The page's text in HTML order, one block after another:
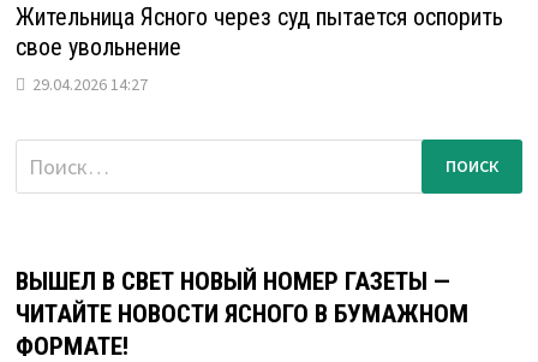
Жительница Ясного через суд пытается оспорить
свое увольнение
29.04.2026 14:27
Найти:
ВЫШЕЛ В СВЕТ НОВЫЙ НОМЕР ГАЗЕТЫ —
ЧИТАЙТЕ НОВОСТИ ЯСНОГО В БУМАЖНОМ
ФОРМАТЕ!